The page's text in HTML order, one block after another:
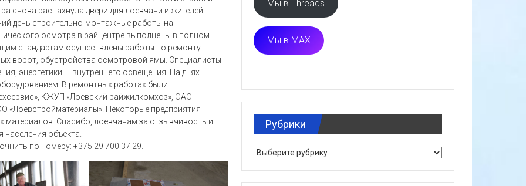
снова распахнула двери для лоевчани и жителей
день строительно-монтажные работы на
осмотра в райцентре выполнены в полном
стандартам осуществлены работы по ремонту
ворот, обустройства осмотровой ямы. Специалисты
энергетики — внутреннего освещения. На днях
В ремонтных работах были
КЖУП «Лоевский райжилкомхоз», ОАО
Некоторые предприятия
Спасибо, лоевчанам за отзывчивость и
объекта.
по номеру: +375 29 700 37 29.
Мы в Threads
Мы в MAX
Рубрики
Рубрики